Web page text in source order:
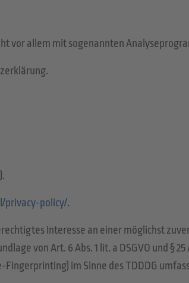
vor allem mit sogenannten
privacy-policy/.
Interesse an einer möglichst
von Art. 6 Abs. 1 lit. a DSGVO und § 25
im Sinne des TDDDG